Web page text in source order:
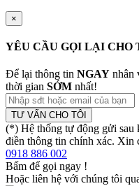
×
YÊU CẦU GỌI LẠI CHO
Để lại thông tin NGAY nhân
thời gian SỚM nhất!
TƯ VẤN CHO TÔI
(*) Hệ thống tự động gửi sau
điền thông tin chính xác. Xin
0918 886 002
Bấm để gọi ngay !
Hoặc liên hệ với chúng tôi